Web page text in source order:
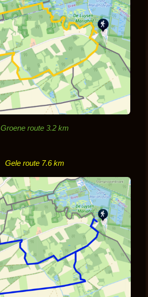
Groene route 3.2 km
Gele route 7.6 km